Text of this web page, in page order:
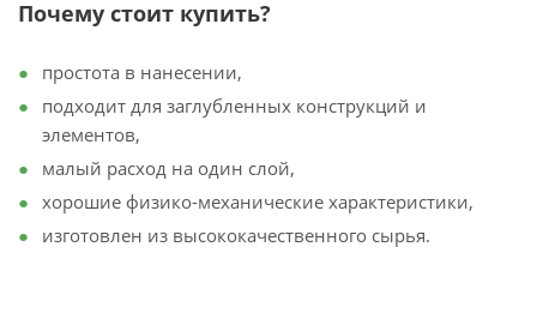
Почему стоит купить?
простота в нанесении,
подходит для заглубленных конструкций и
элементов,
малый расход на один слой,
хорошие физико-механические характеристики,
изготовлен из высококачественного сырья.